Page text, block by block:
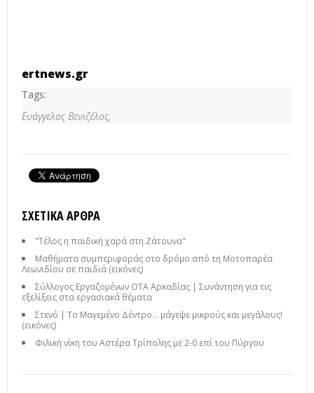
ertnews.gr
Tags:
Ευάγγελος Βενιζέλος,
ΣΧΕΤΙΚΆ ΆΡΘΡΑ
"Τέλος η παιδική χαρά στη Ζάτουνα"
Μαθήματα συμπεριφοράς στο δρόμο από τη Μοτοπαρέα
Λεωνιδίου σε παιδιά (εικόνες)
Σύλλογος Εργαζομένων ΟΤΑ Αρκαδίας | Συνάντηση για τις
εξελίξεις στα εργασιακά θέματα
Στενό | Το Μαγεμένο Δέντρο… μάγεψε μικρούς και μεγάλους!
(εικόνες)
Φιλική νίκη του Αστέρα Τρίπολης με 2-0 επί του Πύργου